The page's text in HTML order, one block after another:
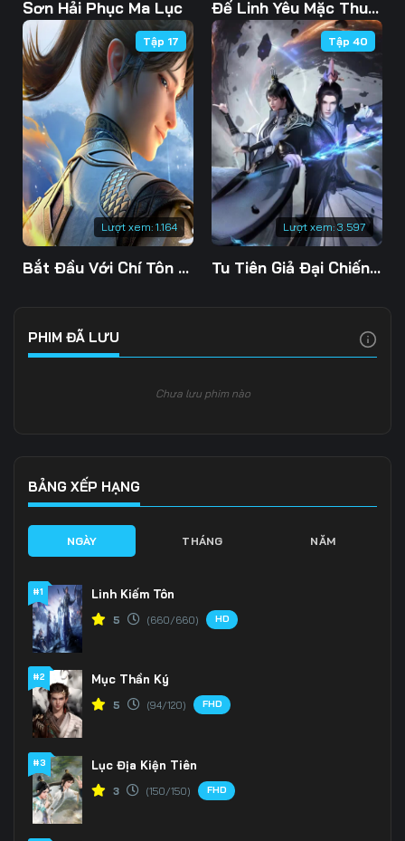
Tập 103 Tập 104 Tập 105
Tập 106 Tập 107 Tập 108
Tập 109 Tập 110 Tập 111
Tập 112 Tập 113 Tập 114
Tập 115 Tập 116 Tập 117
Tập 118 Tập 119 Tập 120
Tập 121 Tập 122 Tập 123
Tập 134
Tập 139
Tập 142
Tập 148 Tập 149
Tập 151
Sơn Hải Phục Ma Lục Đế Linh Yêu Mặc Thuỷ Linh Lung
Lượt xem: 1.164
Tập 17
Bắt Đầu Với Chí Tôn Đan Điền
Lượt xem: 3.597
Tập 40
Tu Tiên Giả Đại Chiến Siêu Năng Lực 3D
PHIM ĐÃ LƯU
Chưa lưu phim nào
BẢNG XẾP HẠNG
NGÀY THÁNG NĂM
#1 Linh Kiếm Tôn
5 (660/660) HD
#2 Mục Thần Ký
5 (94/120) FHD
#3 Lục Địa Kiện Tiên
3 (150/150) FHD